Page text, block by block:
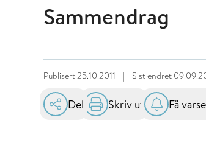
Sammendrag
Publisert25.10.2011 | Sist endret
Del Skriv ut Få